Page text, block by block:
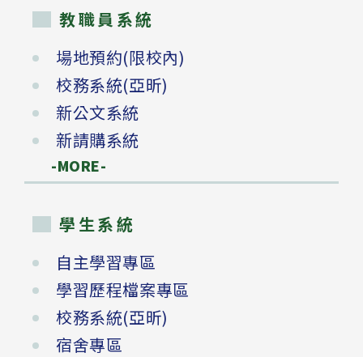
教職員系統
場地預約(限校內)
校務系統(亞昕)
新公文系統
新請購系統
-MORE-
學生系統
自主學習專區
學習歷程檔案專區
校務系統(亞昕)
宿舍專區